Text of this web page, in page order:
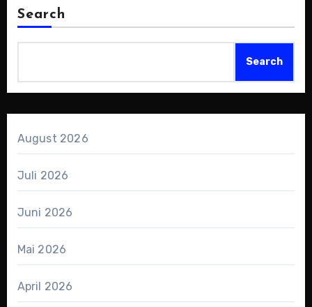
Search
Search
August 2026
Juli 2026
Juni 2026
Mai 2026
April 2026